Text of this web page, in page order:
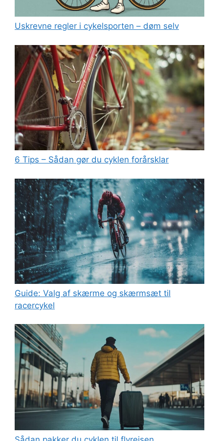
Uskrevne regler i cykelsporten – døm selv
6 Tips – Sådan gør du cyklen forårsklar
Guide: Valg af skærme og skærmsæt til
racercykel